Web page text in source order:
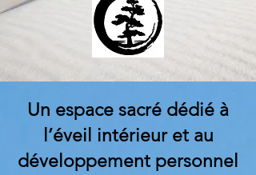
Un espace sacré dédié à
l’éveil intérieur et au
développement personnel